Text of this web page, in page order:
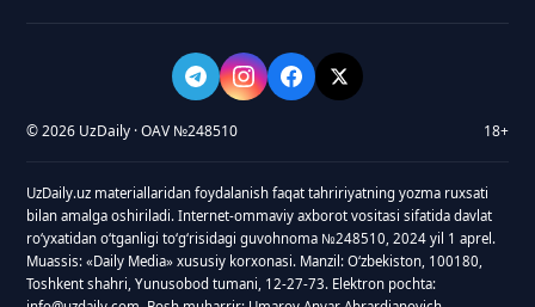
© 2026 UzDaily · OAV №248510 18+
UzDaily.uz materiallaridan foydalanish faqat tahririyatning yozma ruxsati
bilan amalga oshiriladi. Internet-ommaviy axborot vositasi sifatida davlat
roʻyxatidan oʻtganligi toʻgʻrisidagi guvohnoma №248510, 2024 yil 1 aprel.
Muassis: «Daily Media» xususiy korxonasi. Manzil: Oʻzbekiston, 100180,
Toshkent shahri, Yunusobod tumani, 12-27-73. Elektron pochta: